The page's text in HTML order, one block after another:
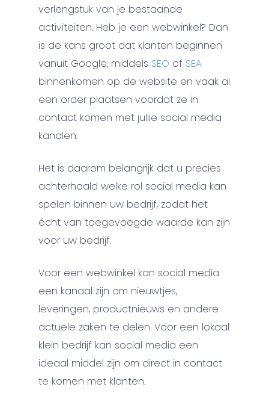
verlengstuk van je bestaande
activiteiten. Heb je een webwinkel? Dan
is de kans groot dat klanten beginnen
vanuit Google, middels SEO of SEA
binnenkomen op de website en vaak al
een order plaatsen voordat ze in
contact komen met jullie social media
kanalen.
Het is daarom belangrijk dat u precies
achterhaald welke rol social media kan
spelen binnen uw bedrijf, zodat het
écht van toegevoegde waarde kan zijn
voor uw bedrijf.
Voor een webwinkel kan social media
een kanaal zijn om nieuwtjes,
leveringen, productnieuws en andere
actuele zaken te delen. Voor een lokaal
klein bedrijf kan social media een
ideaal middel zijn om direct in contact
te komen met klanten.